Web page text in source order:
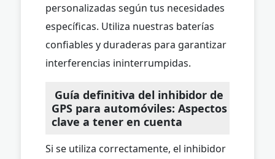
personalizadas según tus necesidades
específicas. Utiliza nuestras baterías
confiables y duraderas para garantizar
interferencias ininterrumpidas.
Guía definitiva del inhibidor de
GPS para automóviles: Aspectos
clave a tener en cuenta
Si se utiliza correctamente, el inhibidor